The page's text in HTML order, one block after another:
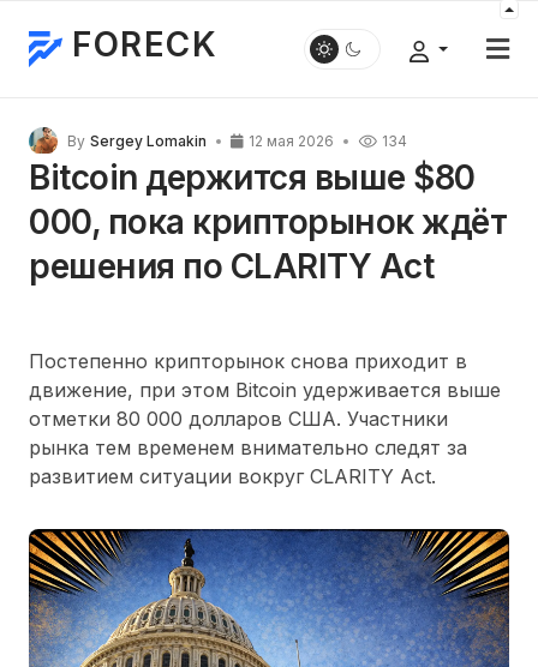
FORECK
By Sergey Lomakin 12 мая 2026 134
Bitcoin держится выше $80
000, пока крипторынок ждёт
решения по CLARITY Act
Постепенно крипторынок снова приходит в
движение, при этом Bitcoin удерживается выше
отметки 80 000 долларов США. Участники
рынка тем временем внимательно следят за
развитием ситуации вокруг CLARITY Act.